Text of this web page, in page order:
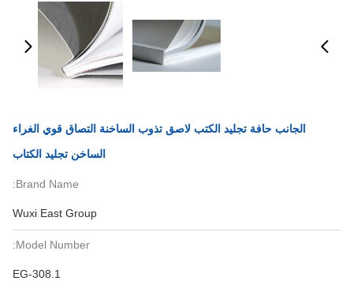
الجانب حافة تجليد الكتب لاصق تذوب الساخنة التصاق قوي الغراء
الساخن تجليد الكتاب
Brand Name:
Wuxi East Group
Model Number:
EG-308.1